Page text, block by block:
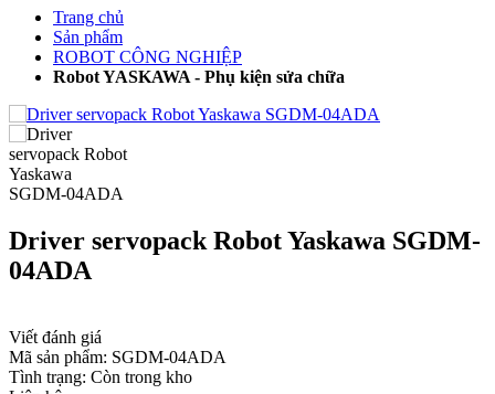
Trang chủ
Sản phẩm
ROBOT CÔNG NGHIỆP
Robot YASKAWA - Phụ kiện sửa chữa
Driver servopack Robot Yaskawa SGDM-
04ADA
Viết đánh giá
Mã sản phẩm: SGDM-04ADA
Tình trạng: Còn trong kho